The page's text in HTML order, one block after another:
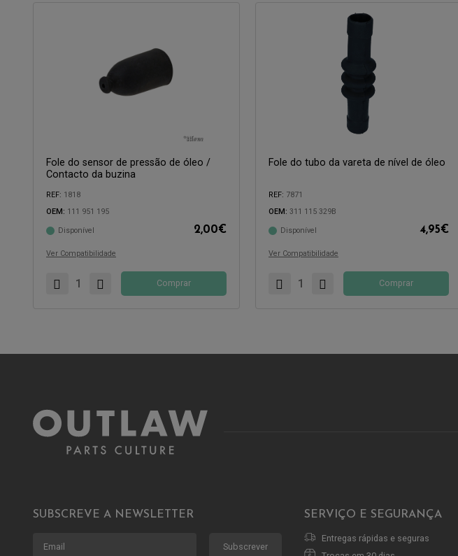
Fole do sensor de pressão de óleo /
Contacto da buzina
REF: 1818
OEM: 111 951 195
Disponível 2,00€
Ver Compatibilidade
Compatível com:
Comprar
Fole do tubo da vareta de nível de óleo
REF: 7871
OEM: 311 115 329B
Disponível 4,95€
Ver Compatibilidade
Compatível com:
Comprar
SUBSCREVE A NEWSLETTER
Subscrever
SERVIÇO E SEGURANÇA
Entregas rápidas e seguras